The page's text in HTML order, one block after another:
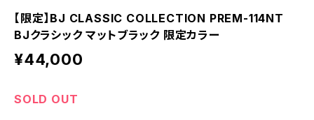
【限定】BJ CLASSIC COLLECTION PREM-114NT
BJクラシック マットブラック 限定カラー
¥44,000
SOLD OUT